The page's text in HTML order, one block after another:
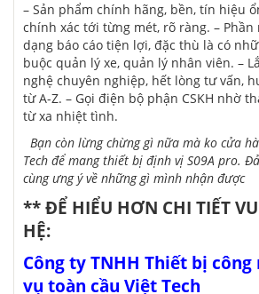
– Sản phẩm chính hãng, bền, tín hiệu
chính xác tới từng mét, rõ ràng. – Phần
dạng báo cáo tiện lợi, đặc thù là có
buộc quản lý xe, quản lý nhân viên. –
nghệ chuyên nghiệp, hết lòng tư vấn,
từ A-Z. – Gọi điện bộ phận CSKH nhờ
từ xa nhiệt tình.
Bạn còn lừng chừnggì nữa mà ko cửa
Tech đểmangthiết bị định vị S09A pro.
cùng ưng ývề nhữnggì mình nhận được
** ĐỂ HIỂU HƠN CHI TIẾT
HỆ:
Công ty TNHH Thiết bị công
vụ toàn cầu Việt Tech